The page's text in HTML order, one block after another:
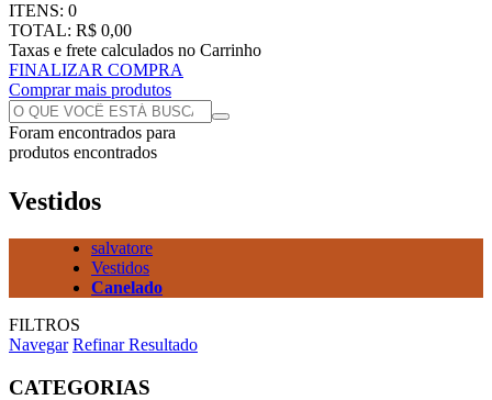
ITENS: 0
TOTAL: R$ 0,00
Taxas e frete calculados no Carrinho
FINALIZAR COMPRA
Comprar mais produtos
Foram encontrados para
produtos encontrados
Vestidos
salvatore
Vestidos
Canelado
FILTROS
Navegar Refinar Resultado
CATEGORIAS